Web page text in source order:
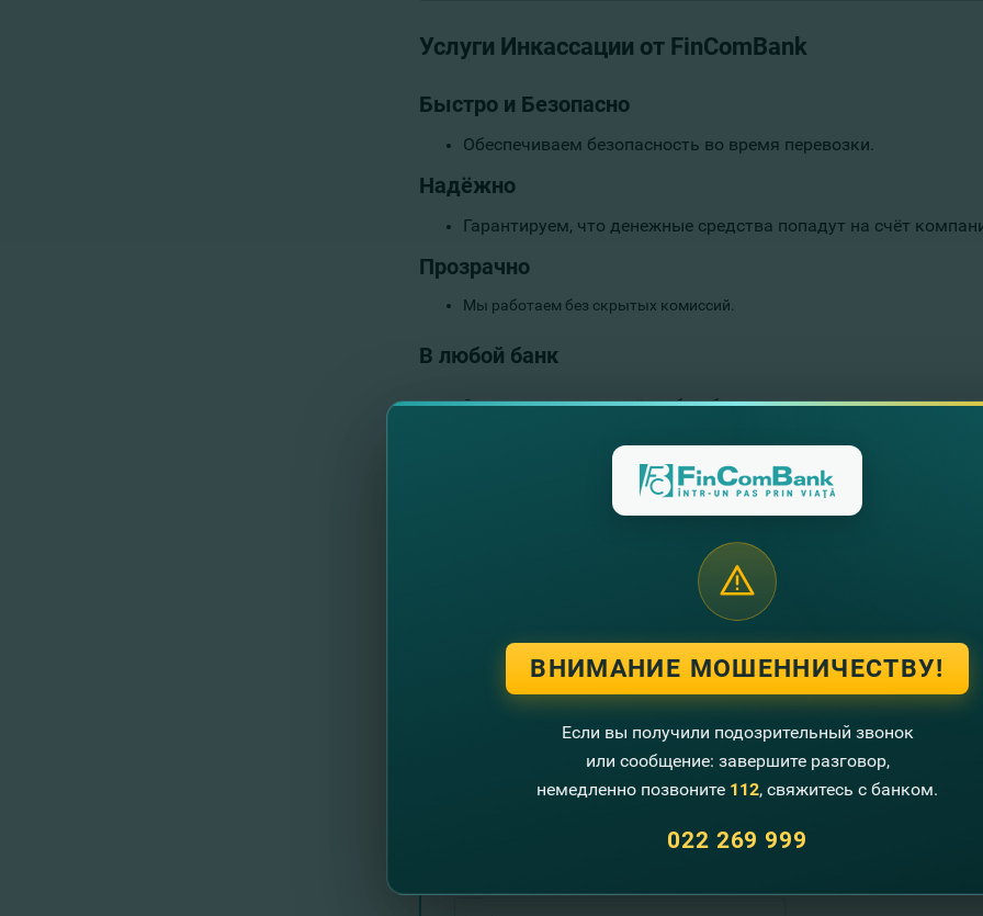
Услуги Инкассации от FinComBank
Быстро и Безопасно
Обеспечиваем безопасность во время перевозки.
Надёжно
Гарантируем, что денежные средства попадут на счёт
Прозрачно
Мы работаем без скрытых комиссий.
В любой банк
Зачисляем деньги на счёт любого банка.
Доедем туда, куда другие не доезжают
Когда вам может потребоваться инкассация?
Если вы работаете с наличными
Оставьте свои контактные данные и мы Вам
+373
ВНИМАНИЕ МОШЕННИЧЕСТВУ!
Если вы получили подозрительный звонок
или сообщение: завершите разговор,
немедленно позвоните 112, свяжитесь с банком.
022 269 999